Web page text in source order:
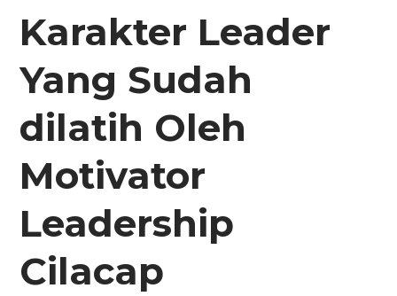
Karakter Leader
Yang Sudah
dilatih Oleh
Motivator
Leadership
Cilacap